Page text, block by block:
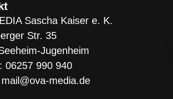
Sascha Kaiser e. K.
Str. 35
Jugenheim
06257 990 940
media.de